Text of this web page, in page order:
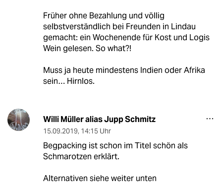
Früher ohne Bezahlung und völlig
selbstverständlich bei Freunden in Lindau
gemacht: ein Wochenende für Kost und Logis
Wein gelesen. So what?!
Muss ja heute mindestens Indien oder Afrika
sein… Hirnlos.
Willi Müller alias Jupp Schmitz
15.09.2019, 14:15 Uhr
Begpacking ist schon im Titel schön als
Schmarotzen erklärt.
Alternativen siehe weiter unten